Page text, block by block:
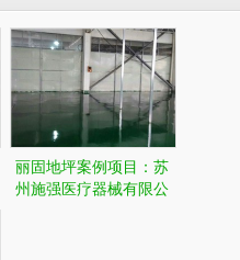
丽固地坪案例项目：苏
州施强医疗器械有限公